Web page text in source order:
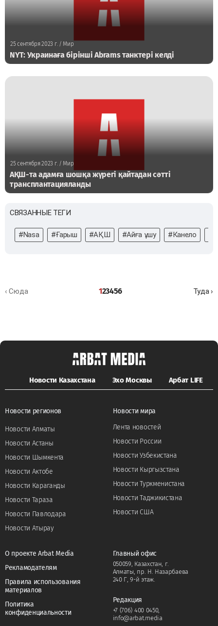
25 сентября 2023 г. / Мир
NYT: Украинаға бірінші Abrams танктері келді
25 сентября 2023 г./ Мир
АҚШ-та адамға шошқа жүрегі қайтадан сәтті
трансплантацияланды
СВЯЗАННЫЕ ТЕГИ
#Nasa #Ғарыш #АҚШ #Айға ұшу #Канело
‹ Сюда 123456 Туда ›
Новости Казахстана Эхо Москвы Арбат LIFE
Новости регионов
Новости Алматы
Новости Астаны
Новости Шымкента
Новости Актобе
Новости Караганды
Новости Тараза
Новости Павлодара
Новости Атырау
Новости мира
Лента новостей
Новости России
Новости Узбекистана
Новости Кыргызстана
Новости Туркменистана
Новости Таджикистана
Новости США
О проекте Arbat Media
Рекламодателям
Правила использования
материалов
Политика
конфиденциальности
Главный офис
050059, Казахстан, г.
Алматы, пр. Н. Назарбаева
240 Г, 9-й этаж.
Редакция
+7 (706) 400 0450,
info@arbat.media